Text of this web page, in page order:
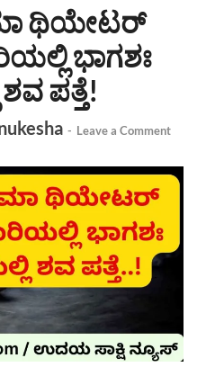
ಥಿಯೇಟರ್
ಭಾಗಶಃ
ಪತ್ತೆ!
- Leave a Comment